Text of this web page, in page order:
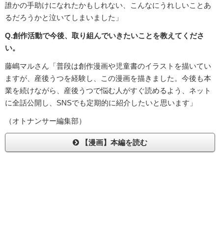
誰かの手助けになれたかもしれない、こんなにうれしいことあ
るだろうかと泣いてしまいました」
Q.創作活動で今後、取り組んでいきたいことを教えてくださ
い。
藤嶋マルさん「普段は創作漫画や児童書のイラストを描いてい
ますが、産後うつを経験し、この漫画を描きました。今後も本
業を続けながら、産後うつで悩む人がすぐ読めるよう、ネット
に全話公開し、SNSでも定期的に紹介したいと思います」
（オトナンサー編集部）
【漫画】本編を読む